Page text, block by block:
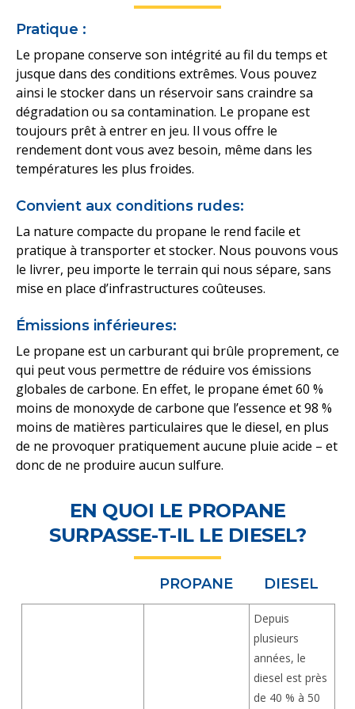
Pratique :
Le propane conserve son intégrité au fil du temps et
jusque dans des conditions extrêmes. Vous pouvez
ainsi le stocker dans un réservoir sans craindre sa
dégradation ou sa contamination. Le propane est
toujours prêt à entrer en jeu. Il vous offre le
rendement dont vous avez besoin, même dans les
températures les plus froides.
Convient aux conditions rudes:
La nature compacte du propane le rend facile et
pratique à transporter et stocker. Nous pouvons vous
le livrer, peu importe le terrain qui nous sépare, sans
mise en place d’infrastructures coûteuses.
Émissions inférieures:
Le propane est un carburant qui brûle proprement, ce
qui peut vous permettre de réduire vos émissions
globales de carbone. En effet, le propane émet 60 %
moins de monoxyde de carbone que l’essence et 98 %
moins de matières particulaires que le diesel, en plus
de ne provoquer pratiquement aucune pluie acide – et
donc de ne produire aucun sulfure.
EN QUOI LE PROPANE
SURPASSE-T-IL LE DIESEL?
PROPANE DIESEL
Depuis
plusieurs
années, le
diesel est près
de 40 % à 50